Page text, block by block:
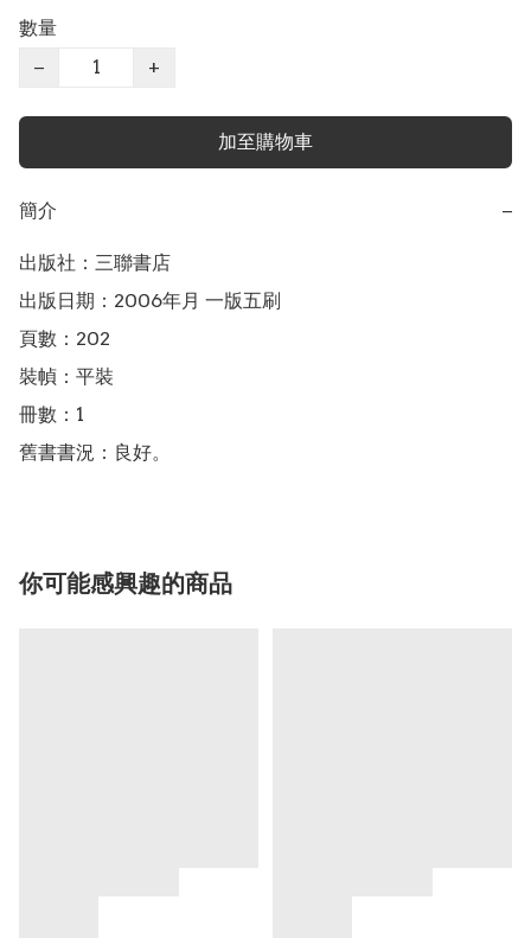
數量
−
+
加至購物車
簡介 −
出版社：三聯書店
出版日期：2006年月 一版五刷
頁數：202
裝幀：平裝
冊數：1
舊書書況：良好。
你可能感興趣的商品